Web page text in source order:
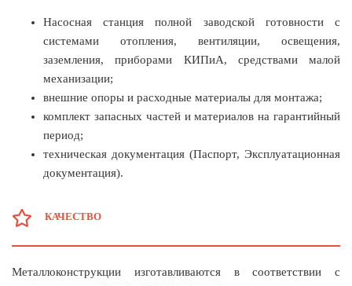
Насосная станция полной заводской готовности с
системами отопления, вентиляции, освещения,
заземления, приборами КИПиА, средствами малой
механизации;
внешние опоры и расходные материалы для монтажа;
комплект запасных частей и материалов на гарантийный
период;
техническая документация (Паспорт, Эксплуатационная
документация).
КАЧЕСТВО
Металлоконструкции изготавливаются в соответствии с